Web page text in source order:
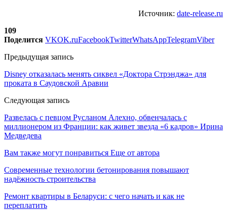
Источник: date-release.ru
109
Поделится VKOK.ruFacebookTwitterWhatsAppTelegramViber
Предыдущая запись
Disney отказалась менять сиквел «Доктора Стрэнджа» для
проката в Саудовской Аравии
Следующая запись
Развелась с певцом Русланом Алехно, обвенчалась с
миллионером из Франции: как живет звезда «6 кадров» Ирина
Медведева
Вам также могут понравиться Еще от автора
Современные технологии бетонирования повышают
надёжность строительства
Ремонт квартиры в Беларуси: с чего начать и как не
переплатить